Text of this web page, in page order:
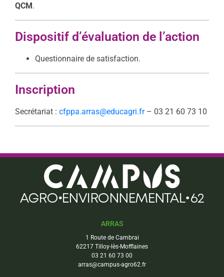
QCM.
Dispositif d’évaluation de l’action
Questionnaire de satisfaction.
Inscription
Secrétariat : cfppa.arras@educagri.fr– 03 21 60 73 10
ARRAS
1 Route de Cambrai
62217 Tilloy-lès-Mofflaines
03 21 60 73 00
arras@campus-agro62.fr